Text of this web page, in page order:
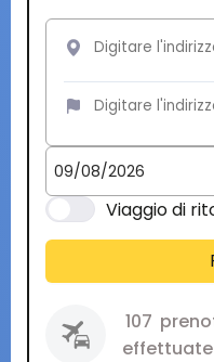
Viaggio di
107